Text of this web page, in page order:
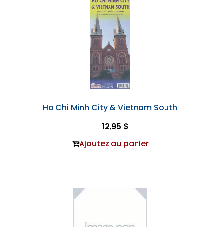
Ho Chi Minh City & Vietnam South
12,95 $
Ajoutez au panier